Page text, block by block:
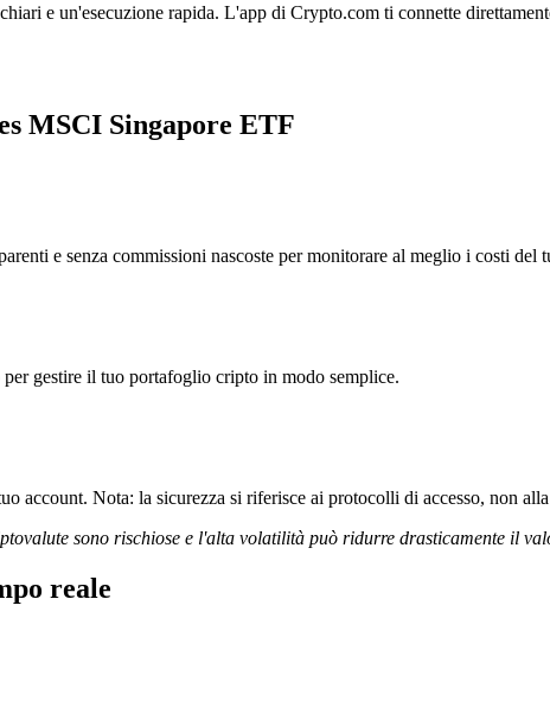
e un'esecuzione rapida. L'app di Crypto.com ti connette
MSCI Singapore ETF
e senza commissioni nascoste per monitorare al meglio i costi del
gestire il tuo portafoglio cripto in modo semplice.
account. Nota: la sicurezza si riferisce ai protocolli di accesso, non
sono rischiose e l'alta volatilità può ridurre drasticamente il
reale